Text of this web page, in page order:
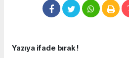
Yazıya ifade bırak !